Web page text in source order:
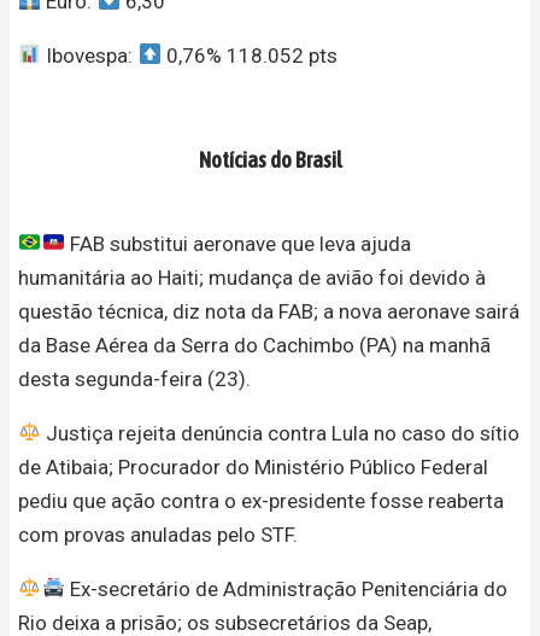
Ibovespa: 0,76% 118.052 pts
Notícias do Brasil
FAB substitui aeronave que leva ajuda
humanitária ao Haiti; mudança de avião foi devido à
questão técnica, diz nota da FAB; a nova aeronave sairá
da Base Aérea da Serra do Cachimbo (PA) na manhã
desta segunda-feira (23).
Justiça rejeita denúncia contra Lula no caso do sítio
de Atibaia; Procurador do Ministério Público Federal
pediu que ação contra o ex-presidente fosse reaberta
com provas anuladas pelo STF.
Ex-secretário de Administração Penitenciária do
Rio deixa a prisão; os subsecretários da Seap,